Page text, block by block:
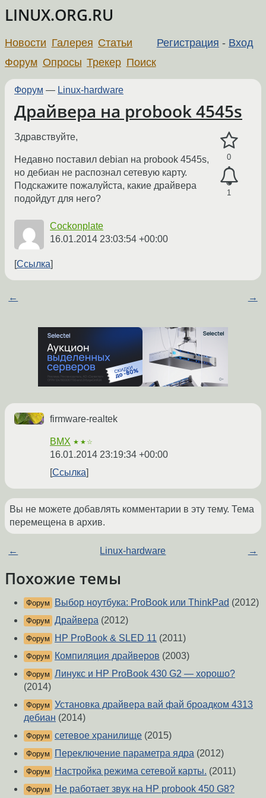
LINUX.ORG.RU
Регистрация - Вход
Новости Галерея Статьи
Форум Опросы Трекер Поиск
Форум — Linux-hardware
Драйвера на probook 4545s
0
1
Здравствуйте,
Недавно поставил debian на probook 4545s,
но дебиан не распознал сетевую карту.
Подскажите пожалуйста, какие драйвера
подойдут для него?
Cockonplate
16.01.2014 23:03:54 +00:00
Ссылка
← →
firmware-realtek
BMX ★★☆
16.01.2014 23:19:34 +00:00
Ссылка
Вы не можете добавлять комментарии в эту тему. Тема
перемещена в архив.
← Linux-hardware →
Похожие темы
Форум Выбор ноутбука: ProBook или ThinkPad (2012)
Форум Драйвера (2012)
Форум HP ProBook & SLED 11 (2011)
Форум Компиляция драйверов (2003)
Форум Линукс и HP ProBook 430 G2 — хорошо?
(2014)
Форум Установка драйвера вай фай броадком 4313
дебиан (2014)
Форум сетевое хранилище (2015)
Форум Переключение параметра ядра (2012)
Форум Настройка режима сетевой карты. (2011)
Форум
Не работает звук на HP probook 450 G8?